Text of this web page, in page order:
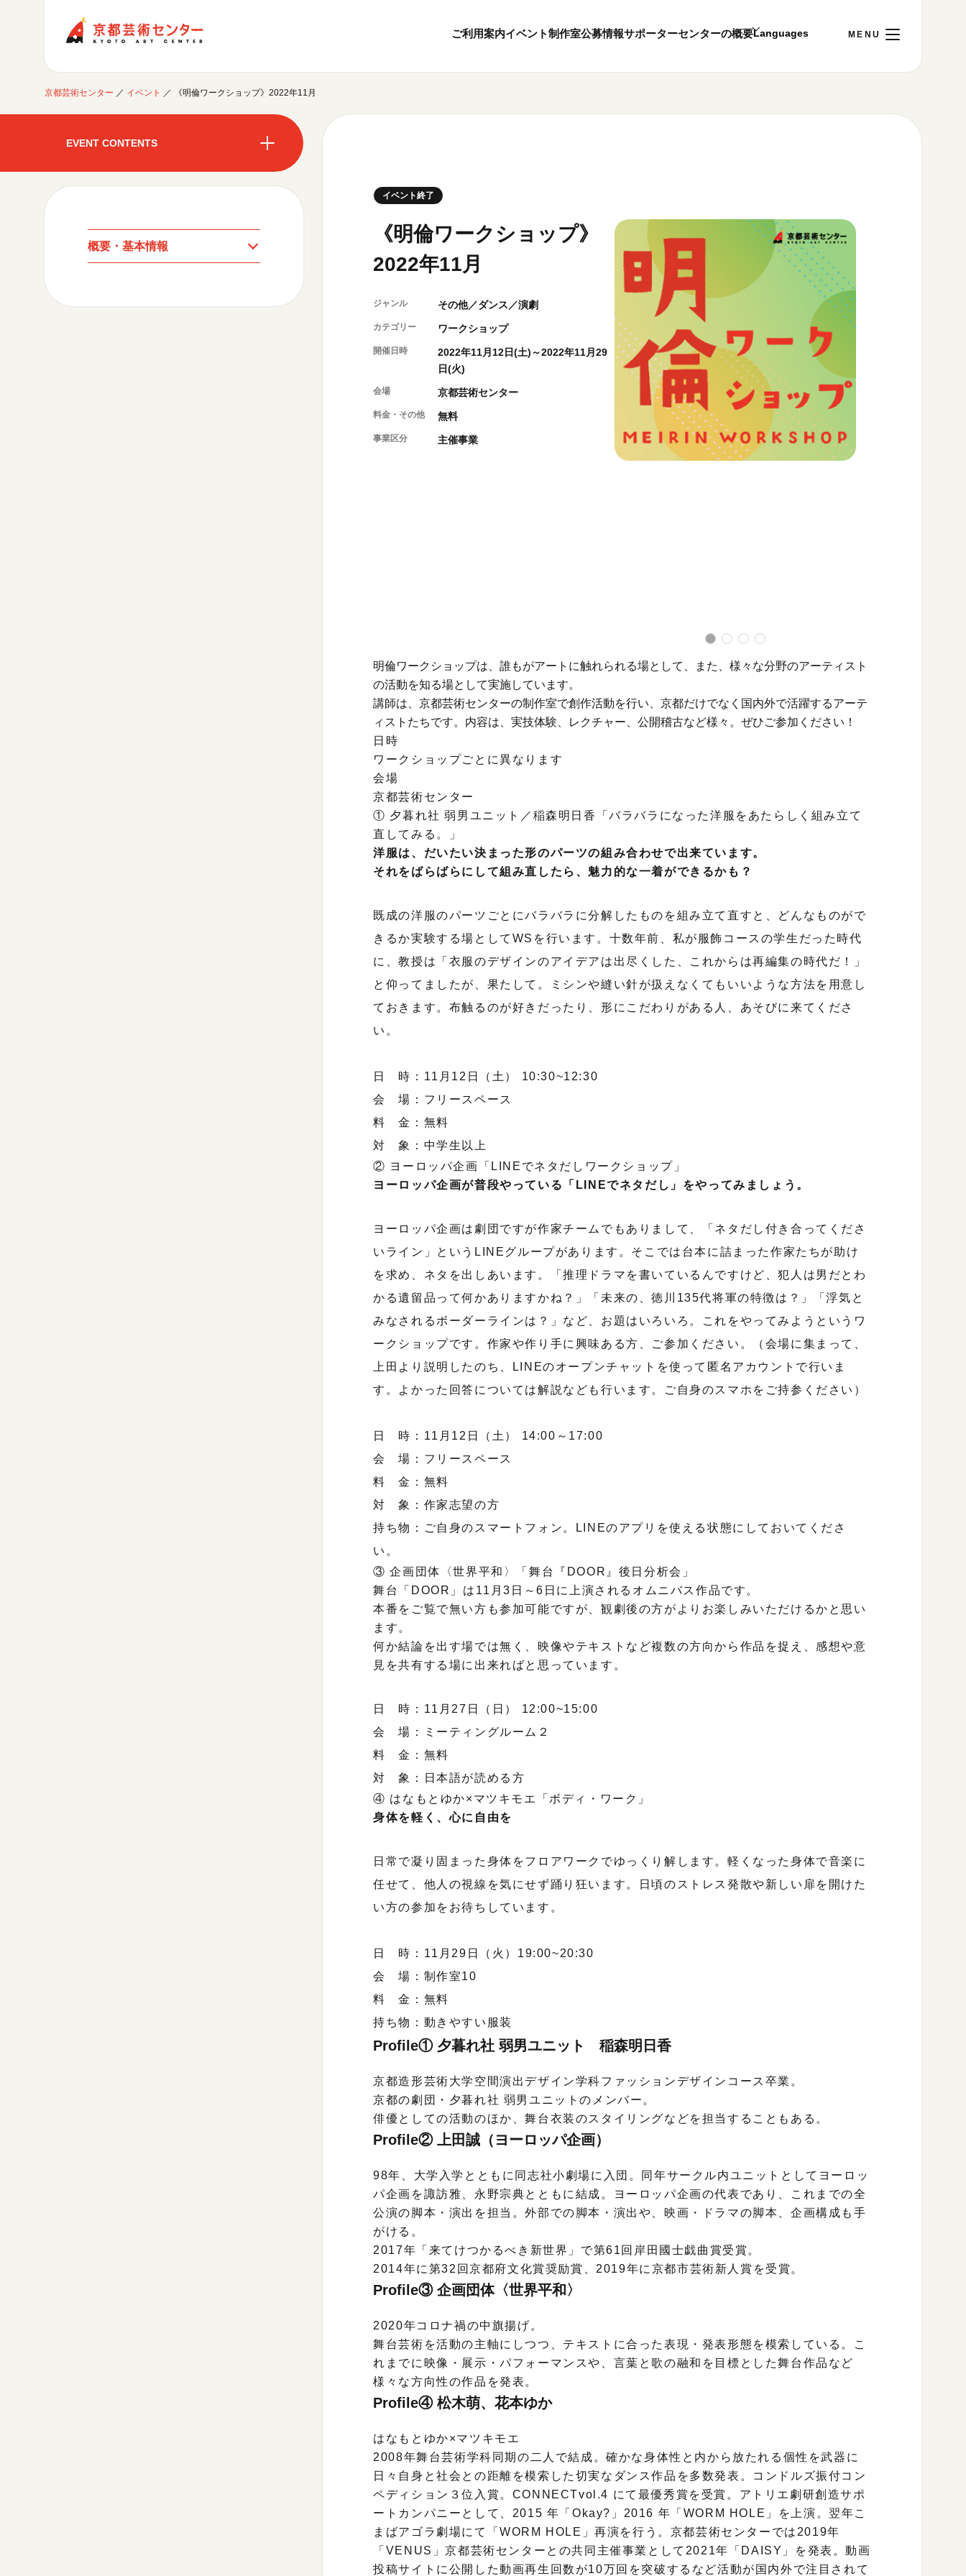
ご利用案内イベント制作室公募情報サポーターセンターの概要
ご利用案内
取材／視察・見学／撮影
イベントに参加する
開催中のイベント
制作室を使う
制作室の設備
公募情報
京都芸術センターの歩み
概要・理念・運営体制
連携事業のご案内
ご利用案内
お問い合わせ
閲覧支援
サイトポリシー&プライバシーポリシー
京都芸術センター ／ イベント ／ 《明倫ワークショップ》2022年11月
イベント終了
《明倫ワークショップ》
2022年11月
ジャンル その他／ダンス／演劇
カテゴリー ワークショップ
開催日時
2022年11月12日(土)～2022年11月29
日(火)
会場 京都芸術センター
料金・その他 無料
事業区分 主催事業
EVENT CONTENTS
開催中のイベント
月間スケジュール
これまでのイベント
概要・基本情報
明倫ワークショップは、誰もがアートに触れられる場として、また、様々な分野のアーティスト
の活動を知る場として実施しています。
講師は、京都芸術センターの制作室で創作活動を行い、京都だけでなく国内外で活躍するアーテ
ィストたちです。内容は、実技体験、レクチャー、公開稽古など様々。ぜひご参加ください！
日時
ワークショップごとに異なります
会場
京都芸術センター
① 夕暮れ社 弱男ユニット／稲森明日香「バラバラになった洋服をあたらしく組み立て
直してみる。」
洋服は、だいたい決まった形のパーツの組み合わせで出来ています。
それをばらばらにして組み直したら、魅力的な一着ができるかも？
既成の洋服のパーツごとにバラバラに分解したものを組み立て直すと、どんなものがで
きるか実験する場としてWSを行います。十数年前、私が服飾コースの学生だった時代
に、教授は「衣服のデザインのアイデアは出尽くした、これからは再編集の時代だ！」
と仰ってましたが、果たして。ミシンや縫い針が扱えなくてもいいような方法を用意し
ておきます。布触るのが好きだったり、形にこだわりがある人、あそびに来てくださ
い。
日 時：11月12日（土） 10:30~12:30
会 場：フリースペース
料 金：無料
対 象：中学生以上
② ヨーロッパ企画「LINEでネタだしワークショップ」
ヨーロッパ企画が普段やっている「LINEでネタだし」をやってみましょう。
ヨーロッパ企画は劇団ですが作家チームでもありまして、「ネタだし付き合ってくださ
いライン」というLINEグループがあります。そこでは台本に詰まった作家たちが助け
を求め、ネタを出しあいます。「推理ドラマを書いているんですけど、犯人は男だとわ
かる遺留品って何かありますかね？」「未来の、徳川135代将軍の特徴は？」「浮気と
みなされるボーダーラインは？」など、お題はいろいろ。これをやってみようというワ
ークショップです。作家や作り手に興味ある方、ご参加ください。（会場に集まって、
上田より説明したのち、LINEのオープンチャットを使って匿名アカウントで行いま
す。よかった回答については解説なども行います。ご自身のスマホをご持参ください）
日 時：11月12日（土） 14:00～17:00
会 場：フリースペース
料 金：無料
対 象：作家志望の方
持ち物：ご自身のスマートフォン。LINEのアプリを使える状態にしておいてくださ
い。
③ 企画団体〈世界平和〉「舞台『DOOR』後日分析会」
舞台「DOOR」は11月3日～6日に上演されるオムニバス作品です。
本番をご覧で無い方も参加可能ですが、観劇後の方がよりお楽しみいただけるかと思い
ます。
何か結論を出す場では無く、映像やテキストなど複数の方向から作品を捉え、感想や意
見を共有する場に出来ればと思っています。
日 時：11月27日（日） 12:00~15:00
会 場：ミーティングルーム２
料 金：無料
対 象：日本語が読める方
④ はなもとゆか×マツキモエ「ボディ・ワーク」
⾝体を軽く、⼼に⾃由を
⽇常で凝り固まった⾝体をフロアワークでゆっくり解します。軽くなった⾝体で⾳楽に
任せて、他⼈の視線を気にせず踊り狂います。⽇頃のストレス発散や新しい扉を開けた
い⽅の参加をお待ちしています。
日 時：11月29日（火）19:00~20:30
会 場：制作室10
料 金：無料
持ち物：動きやすい服装
Profile① 夕暮れ社 弱男ユニット 稲森明日香
京都造形芸術大学空間演出デザイン学科ファッションデザインコース卒業。
京都の劇団・夕暮れ社 弱男ユニットのメンバー。
俳優としての活動のほか、舞台衣装のスタイリングなどを担当することもある。
Profile② 上田誠（ヨーロッパ企画）
98年、大学入学とともに同志社小劇場に入団。同年サークル内ユニットとしてヨーロッ
パ企画を諏訪雅、永野宗典とともに結成。ヨーロッパ企画の代表であり、これまでの全
公演の脚本・演出を担当。外部での脚本・演出や、映画・ドラマの脚本、企画構成も手
がける。
2017年「来てけつかるべき新世界」で第61回岸田國士戯曲賞受賞。
2014年に第32回京都府文化賞奨励賞、2019年に京都市芸術新人賞を受賞。
Profile③ 企画団体〈世界平和〉
2020年コロナ禍の中旗揚げ。
舞台芸術を活動の主軸にしつつ、テキストに合った表現・発表形態を模索している。こ
れまでに映像・展示・パフォーマンスや、言葉と歌の融和を目標とした舞台作品など
様々な方向性の作品を発表。
Profile④ 松⽊萌、花本ゆか
はなもとゆか×マツキモエ
2008年舞台芸術学科同期の二人で結成。確かな身体性と内から放たれる個性を武器に
日々自身と社会との距離を模索した切実なダンス作品を多数発表。コンドルズ振付コン
ペディション３位入賞。CONNECTvol.4 にて最優秀賞を受賞。アトリエ劇研創造サポ
ートカンパニーとして、2015 年「Okay?」2016 年「WORM HOLE」を上演。翌年こ
まばアゴラ劇場にて「WORM HOLE」再演を行う。京都芸術センターでは2019年
「VENUS」京都芸術センターとの共同主催事業として2021年「DAISY」を発表。動画
投稿サイトに公開した動画再生回数が10万回を突破するなど活動が国内外で注目されて